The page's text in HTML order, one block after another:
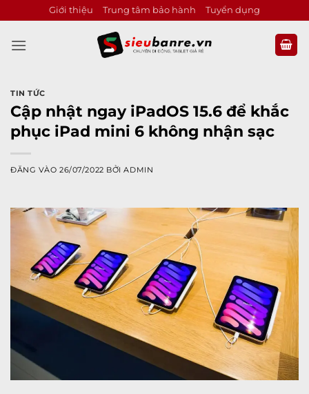
qua
nội
Giới thiệu Trung tâm bảo hành Tuyển dụng
TIN TỨC
Cập nhật ngay iPadOS 15.6 để khắc
phục iPad mini 6 không nhận sạc
ĐĂNG VÀO26/07/2022 BỞIADMIN